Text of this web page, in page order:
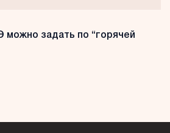
можно задать по “горячей